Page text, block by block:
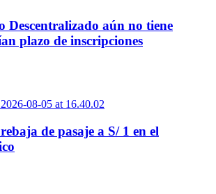
Descentralizado aún no tiene
plazo de inscripciones
de pasaje a S/ 1 en el